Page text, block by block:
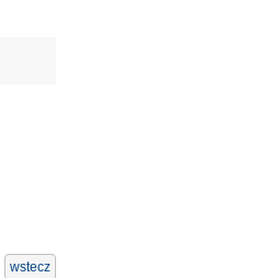
wstecz